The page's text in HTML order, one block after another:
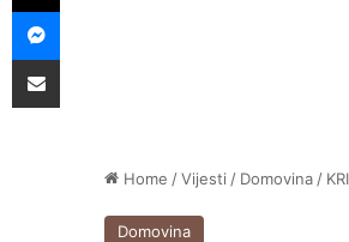
Home /Vijesti / Domovina /
Domovina
Messenger
Podijeli putem E-maila